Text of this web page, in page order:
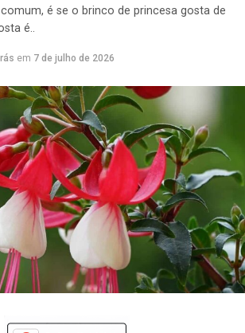
é se o brinco de princesa gosta de
é..
em 7 de julho de 2026